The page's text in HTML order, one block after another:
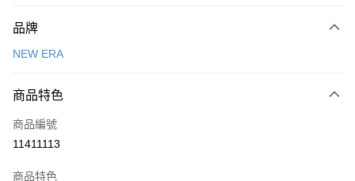
台灣樂天信用卡公司
【關於「AFTEE先享後付」】
便利好安心！
３．安心：先確認商品／服務後，再付款。
【「AFTEE先享後付」結帳流程】
１．於結帳方式選擇「AFTEE先享後付」後，將跳轉至「AFTEE先享後付」
２．訂單成立數日內，您將收到繳費通知簡訊。
運送方式
每筆NT$100，滿NT$1,500(含以上)免運費
宅配
每筆NT$100，滿NT$1,500(含以上)免運費
付款後門市自取
品牌
NEW ERA
商品特色
商品編號
11411113
商品特色